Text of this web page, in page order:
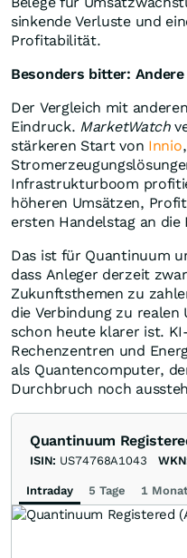
sinkende Verluste und
Profitabilität.
Besonders bitter:
Der Vergleich mit
Eindruck. MarketWatch
stärkeren Start von Innio
Infrastrukturboom
höheren Umsätzen,
ersten Handelstag an die
Das ist für Quantinuum
dass Anleger derzeit
Zukunftsthemen zu
die Verbindung zu realen
schon heute klarer ist.
Rechenzentren und
als Quantencomputer,
Durchbruch noch
Quantinuum
ISIN: US74768A1043
Intraday 5 Tage 1